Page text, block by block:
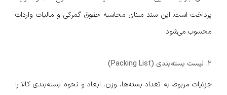
پرداخت است. این سند مبنای محاسبه حقوق گمرکی و مالیات واردات
محسوب می‌شود.
2. لیست بسته‌بندی (Packing List)
جزئیات مربوط به تعداد بسته‌ها، وزن، ابعاد و نحوه بسته‌بندی کالا را